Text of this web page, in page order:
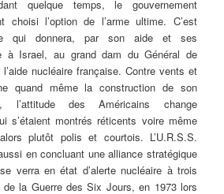
quelque temps, le gouvernement
choisi l’option de l’arme ultime. C’est
qui donnera, par son aide et ses
à Israel, au grand dam du Général de
nucléaire française. Contre vents et
quand même la construction de son
l’attitude des Américains change
s’étaient montrés réticents voire même
plutôt polis et courtois. L’U.R.S.S.
en concluant une alliance stratégique
verra en état d’alerte nucléaire à trois
la Guerre des Six Jours, en 1973 lors